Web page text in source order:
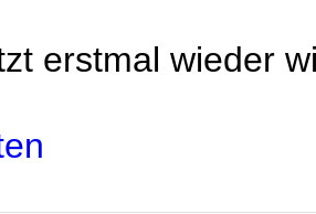
erstmal wieder